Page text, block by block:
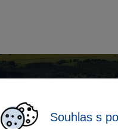
Souhlas s